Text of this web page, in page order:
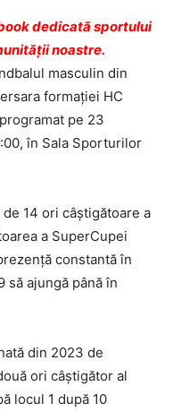
dedicată sportului
noastre.
masculin din
formaţiei HC
pe 23
în Sala Sporturilor
14 ori câştigătoare a
a SuperCupei
constantă în
ajungă până în
din 2023 de
ori câştigător al
locul 1 după 10